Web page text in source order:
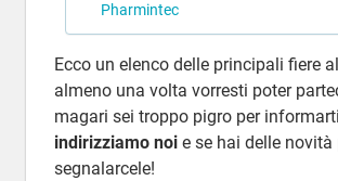
Pharmintec
Ecco un elenco delle principali fiere
almeno una volta vorresti poter
magari sei troppo pigro per
indirizziamo noie se hai delle novità
segnalarcele!